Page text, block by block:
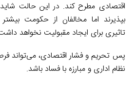
اقتصادی مطرح کند. در این حالت
بپذیرند اما مخالفان از حکومت
تاثیری برای ایجاد مقبولیت نخواهد
پس تحریم و فشار اقتصادی، می‌تواند
نظام اداری و مبارزه با فساد باشد.